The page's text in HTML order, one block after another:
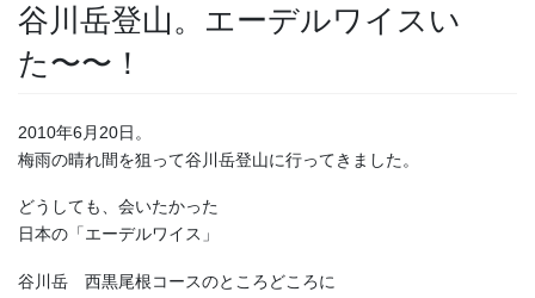
谷川岳登山。エーデルワイスい
た〜〜！
2010年6月20日。
梅雨の晴れ間を狙って谷川岳登山に行ってきました。
どうしても、会いたかった
日本の「エーデルワイス」
谷川岳 西黒尾根コースのところどころに